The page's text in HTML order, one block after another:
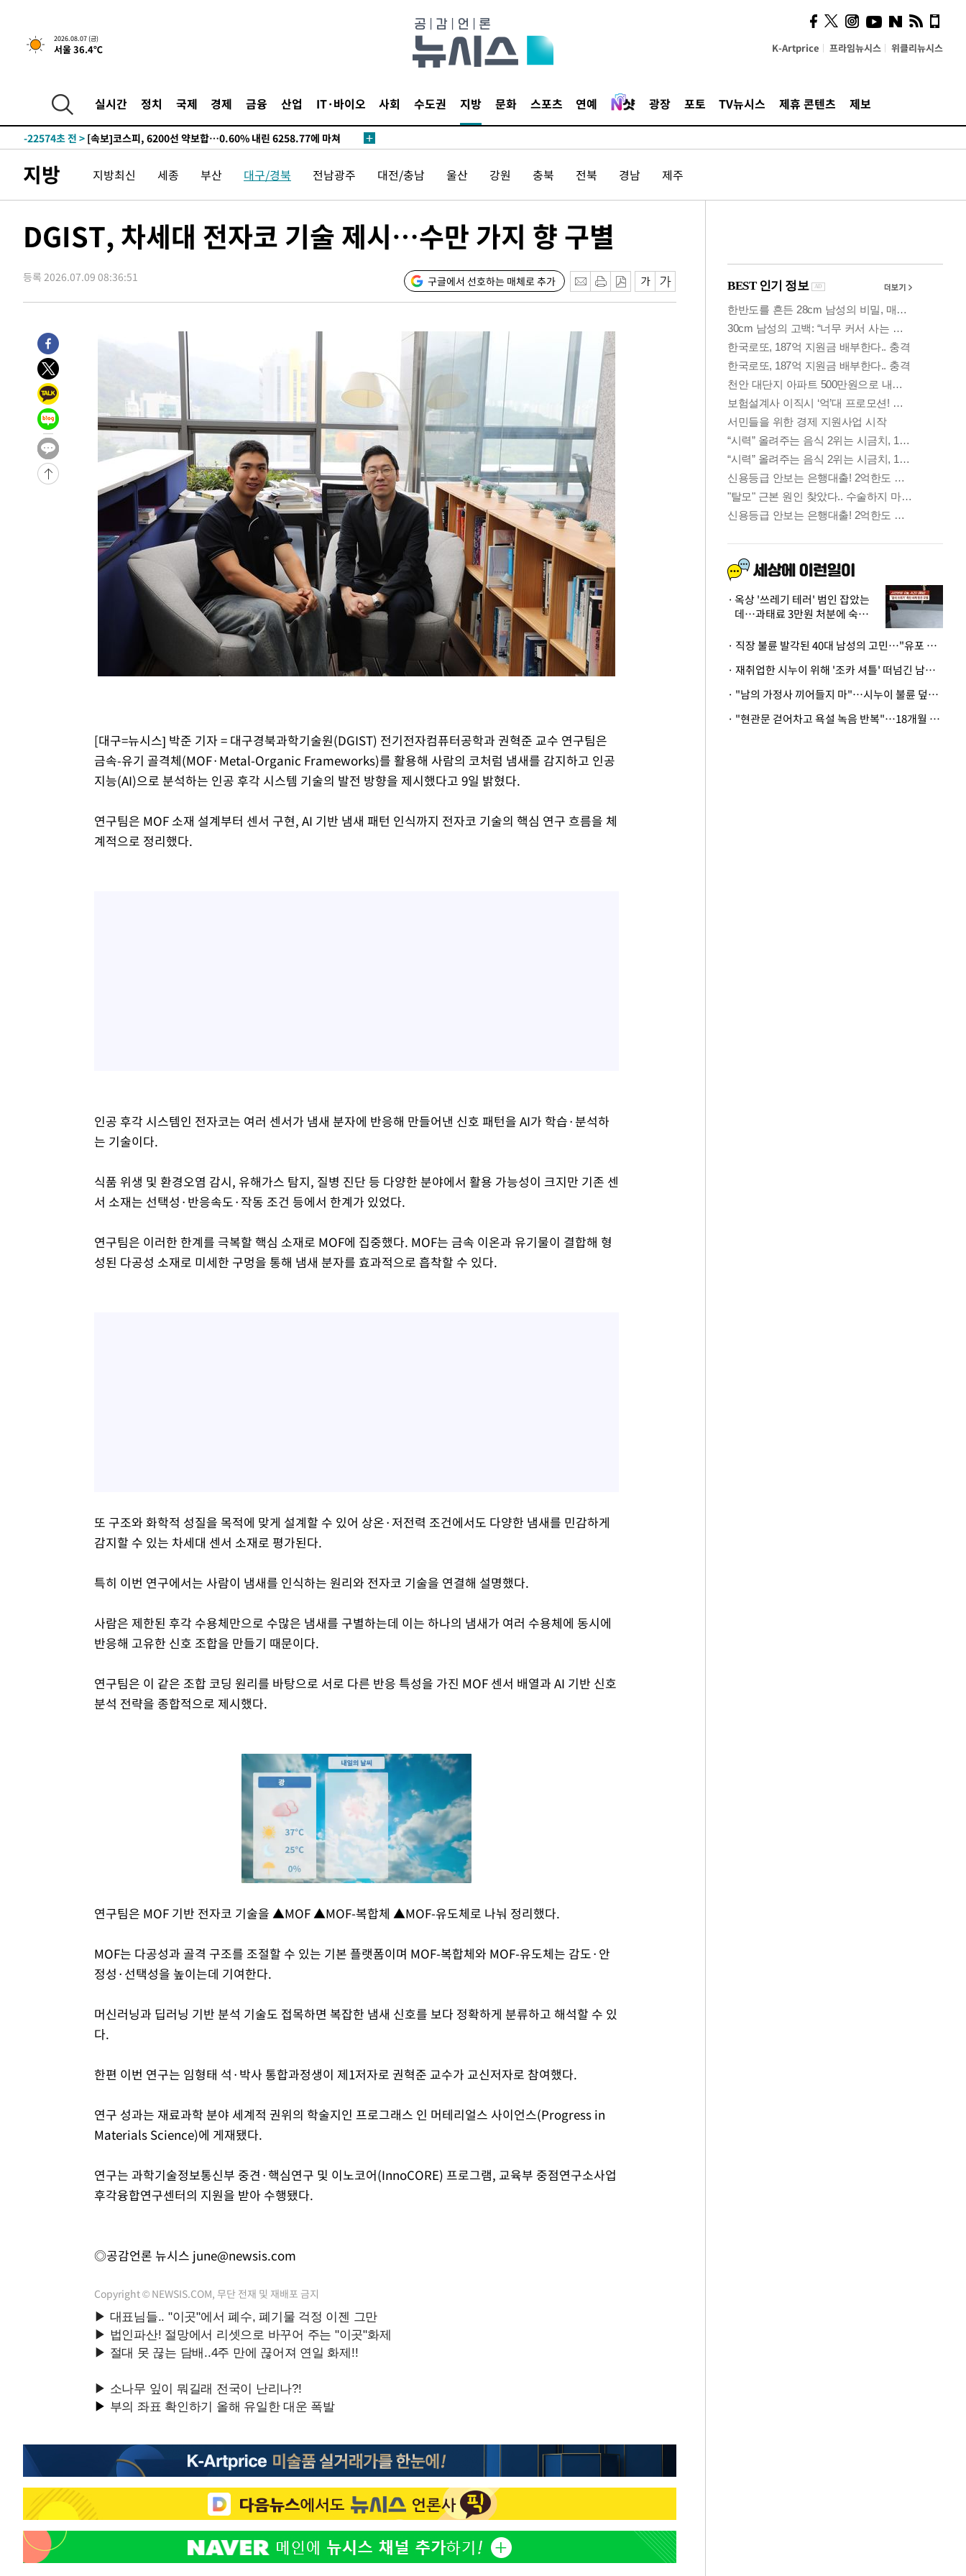
2026.08.07 (금)
서울 36.4℃ K-Artprice 프라임뉴시스 위클리뉴시스
실시간 정치 국제 경제 금융 산업 IT·바이오 사회 수도권 지방 문화 스포츠 연예 광장 포토 TV뉴시스 제휴 콘텐츠 제보
-26778초 전 >SK하이닉스, 용인·청주 팹에 54조 투자…"AI 메모리 수요 선제 대
응"
-23634초 전 >여자배구 이재영·이다영 자매, 아제르바이잔 투란VC 입단
-22621초 전 >
[속보]코스닥, 2.86포인트(0.36%) 내린 798.81마감
-22574초 전 >
-22554초 전 > [속보]원·달러 환율, 7.7원 내린 1416.1원 마감
-19533초 전 >
[속보]종합특검, '계엄 수용공간 확보' 신용해 前교정본부장 기소
-18406초 전 >외신들도 주목한 韓축구 파문…"국민적 공분에 수사 재개"
-17399초 전 >[속보]규제합리화위원회 부위원장에 김태유 서울대 공대 교수…이
-9082초 전 >[속보] 7월 중국 수출 23.9%↑ 수입 27.5%↑…무역총액 25.3%↑
-6242초 전 >[속보]'채상병 순직 책임' 임성근, 항소심도 징역 3년
-2708초 전 >
민주 콩고 에볼라환자 4천명 돌파, 4053명 발생 1850명 사망
-30594초 전 >
"낮 기온 소폭 하락"…수도권 폭염중대경보, 폭염경보로 하향
-30558초 전 >
[속보]이 대통령, '호우피해' 안동·의성 관할 4개 면 특별재난지역
선포
-30521초 전 >
[단독]중수청 지원 검사들, 정원 초과 시 낮은 계급 임용…희망지 못
갈 수도
-28492초 전 >
낮 최고 37도 찜통더위…곳곳 소나기·강원 많은 비[내일날씨]
-26798초 전 >
SK하이닉스, 용인·청주 팹에 54조 투자…"AI 메모리 수요 선제 대
응"
-23654초 전 >
여자배구 이재영·이다영 자매, 아제르바이잔 투란VC 입단
-22907초 전 >
외국인 심판 성 접대 7경기 들여다보니…한국 축구 '5승 2무'
[속보]코스닥, 2.86포인트(0.36%) 내린 798.81마감
[속보]코스피, 6200선 약보합…0.60% 내린 6258.77에 마쳐
[속보]원·달러 환율, 7.7원 내린 1416.1원 마감
[속보] 노원서 40.1도 관측…서울, 2018년 이후 첫 40도
[속보]종합특검, '계엄 수용공간 확보' 신용해 前교정본부장 기소
외신들도 주목한 韓축구 파문…"국민적 공분에 수사 재개"
11시간 압수수색에 성접대 파문까지…'쑥대밭' 된 축구협회
[속보]규제합리화위원회 부위원장에 김태유 서울대 공대 교수…이
[속보]국힘 윤리위, '돌려차기 발언' 진종오·서범수 징계 절차 개시
민주 콩고 에볼라환자 4천명 돌파, 4053명 발생 1850명 사망
지방 지방최신 세종 부산 대구/경북 전남광주 대전/충남 울산 강원 충북 전북 경남 제주
DGIST, 차세대 전자코 기술 제시…수만 가지 향 구별
등록 2026.07.09 08:36:51 구글에서 선호하는 매체로 추가
[대구=뉴시스] 박준 기자 = 대구경북과학기술원(DGIST) 전기전자컴퓨터공학과 권혁준 교수 연구팀은
금속-유기 골격체(MOF·Metal-Organic Frameworks)를 활용해 사람의 코처럼 냄새를 감지하고 인공
지능(AI)으로 분석하는 인공 후각 시스템 기술의 발전 방향을 제시했다고 9일 밝혔다.
연구팀은 MOF 소재 설계부터 센서 구현, AI 기반 냄새 패턴 인식까지 전자코 기술의 핵심 연구 흐름을 체
계적으로 정리했다.
인공 후각 시스템인 전자코는 여러 센서가 냄새 분자에 반응해 만들어낸 신호 패턴을 AI가 학습·분석하
는 기술이다.
식품 위생 및 환경오염 감시, 유해가스 탐지, 질병 진단 등 다양한 분야에서 활용 가능성이 크지만 기존 센
서 소재는 선택성·반응속도·작동 조건 등에서 한계가 있었다.
연구팀은 이러한 한계를 극복할 핵심 소재로 MOF에 집중했다. MOF는 금속 이온과 유기물이 결합해 형
성된 다공성 소재로 미세한 구멍을 통해 냄새 분자를 효과적으로 흡착할 수 있다.
또 구조와 화학적 성질을 목적에 맞게 설계할 수 있어 상온·저전력 조건에서도 다양한 냄새를 민감하게
감지할 수 있는 차세대 센서 소재로 평가된다.
특히 이번 연구에서는 사람이 냄새를 인식하는 원리와 전자코 기술을 연결해 설명했다.
사람은 제한된 후각 수용체만으로 수많은 냄새를 구별하는데 이는 하나의 냄새가 여러 수용체에 동시에
반응해 고유한 신호 조합을 만들기 때문이다.
연구팀은 이 같은 조합 코딩 원리를 바탕으로 서로 다른 반응 특성을 가진 MOF 센서 배열과 AI 기반 신호
분석 전략을 종합적으로 제시했다.
연구팀은 MOF 기반 전자코 기술을 ▲MOF ▲MOF-복합체 ▲MOF-유도체로 나눠 정리했다.
MOF는 다공성과 골격 구조를 조절할 수 있는 기본 플랫폼이며 MOF-복합체와 MOF-유도체는 감도·안
정성·선택성을 높이는데 기여한다.
머신러닝과 딥러닝 기반 분석 기술도 접목하면 복잡한 냄새 신호를 보다 정확하게 분류하고 해석할 수 있
다.
한편 이번 연구는 임형태 석·박사 통합과정생이 제1저자로 권혁준 교수가 교신저자로 참여했다.
연구 성과는 재료과학 분야 세계적 권위의 학술지인 프로그래스 인 머테리얼스 사이언스(Progress in
Materials Science)에 게재됐다.
연구는 과학기술정보통신부 중견·핵심연구 및 이노코어(InnoCORE) 프로그램, 교육부 중점연구소사업
후각융합연구센터의 지원을 받아 수행됐다.
◎공감언론 뉴시스 june@newsis.com
Copyright © NEWSIS.COM, 무단 전재 및 재배포 금지
시, 스마트폰 액세서리에
NFC 더했다
옥상 '쓰레기 테러' 범인 잡았는
데…과태료 3만원 처분에 숙박업
· 직장 불륜 발각된 40대 남성의 고민…"유포 동료 명예훼손·협박죄 고소 가능할까"
· 재취업한 시누이 위해 '조카 셔틀' 떠넘긴 남편…아내 "난 못한다"
· "남의 가정사 끼어들지 마"…시누이 불륜 덮으려는 남편에 억울한 아내
· "현관문 걷어차고 욕설 녹음 반복"…18개월 아기 키우는 집 뒤흔든 '앞집의 비극'